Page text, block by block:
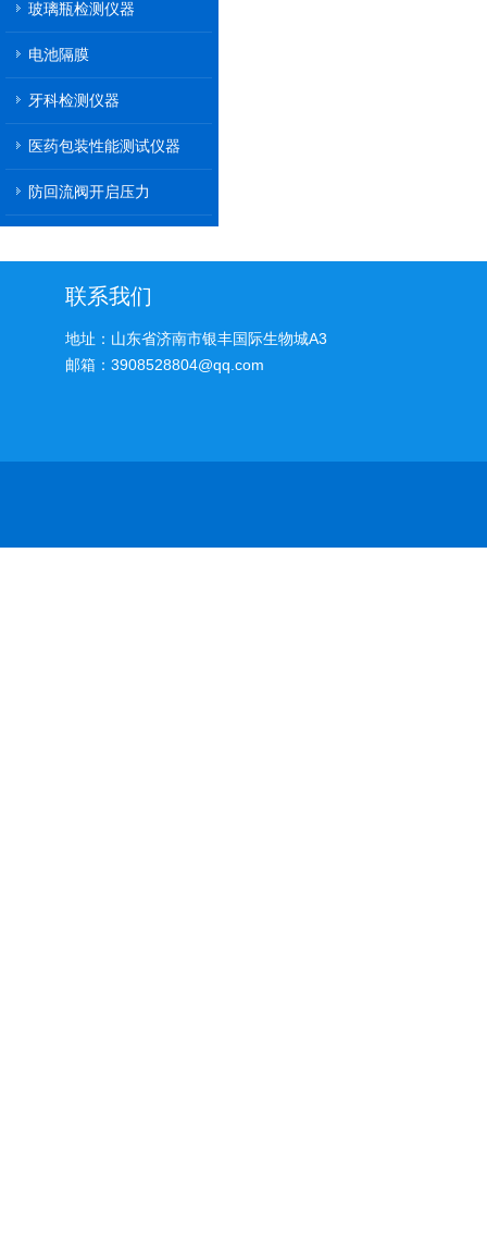
玻璃瓶检测仪器
电池隔膜
牙科检测仪器
医药包装性能测试仪器
防回流阀开启压力
联系我们
地址：山东省济南市银丰国际生物城A3
邮箱：3908528804@qq.com